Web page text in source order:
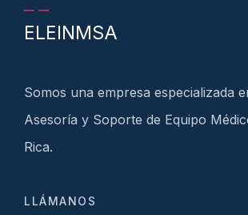
ELEINMSA
Somos una empresa especializada
Asesoría y Soporte de Equipo
Rica.
LLÁMANOS